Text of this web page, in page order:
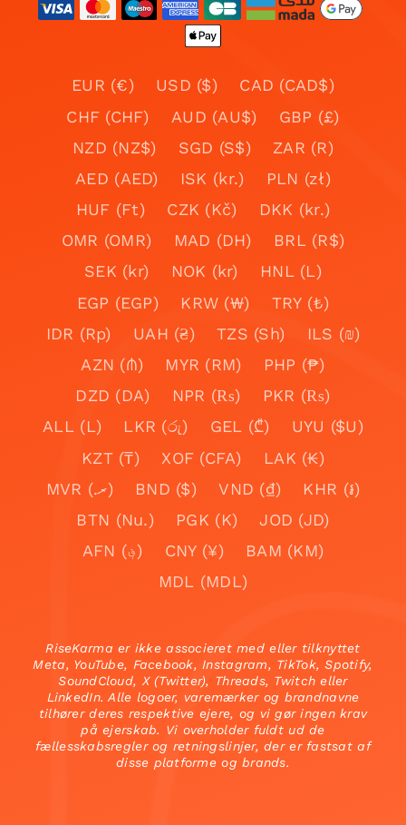
EUR (€) USD ($)
CAD (CAD$)
CHF (CHF)
AUD (AU$)
GBP (£)
NZD (NZ$)
SGD (S$)
ZAR (R)
AED (AED)
ISK (kr.)
PLN (zł)
HUF (Ft)
CZK (Kč)
DKK (kr.)
OMR (OMR)
MAD (DH)
BRL (R$)
SEK (kr)
NOK (kr)
HNL (L)
EGP (EGP)
KRW (₩)
TRY (₺)
IDR (Rp)
UAH (₴) TZS (Sh)
ILS (₪)
AZN (₼)
MYR (RM)
PHP (₱)
DZD (DA)
NPR (₨)
PKR (₨)
ALL (L)
LKR (රු) GEL (₾)
UYU ($U)
KZT (₸)
XOF (CFA)
LAK (₭)
MVR (.ރ)
BND ($) VND (₫)
KHR (៛)
BTN (Nu.)
PGK (K)
JOD (JD)
AFN (؋)
CNY (¥)
BAM (KM)
MDL (MDL)
RiseKarma er ikke associeret med eller tilknyttet
Meta, YouTube, Facebook, Instagram, TikTok, Spotify,
SoundCloud, X (Twitter), Threads, Twitch eller
LinkedIn. Alle logoer, varemærker og brandnavne
tilhører deres respektive ejere, og vi gør ingen krav
på ejerskab. Vi overholder fuldt ud de
fællesskabsregler og retningslinjer, der er fastsat af
disse platforme og brands.